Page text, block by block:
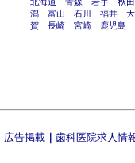
潟
富山 石川 福井
賀
長崎 宮崎 鹿児島
広告掲載 歯科医院求人情